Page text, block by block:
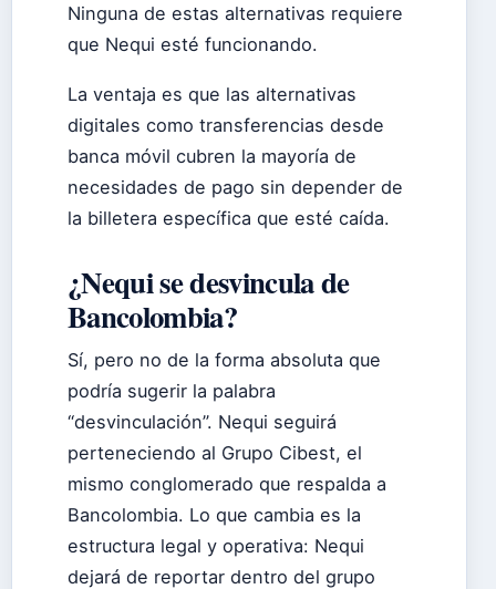
Ninguna de estas alternativas requiere
que Nequi esté funcionando.
La ventaja es que las alternativas
digitales como transferencias desde
banca móvil cubren la mayoría de
necesidades de pago sin depender de
la billetera específica que esté caída.
¿Nequi se desvincula de
Bancolombia?
Sí, pero no de la forma absoluta que
podría sugerir la palabra
“desvinculación”. Nequi seguirá
perteneciendo al Grupo Cibest, el
mismo conglomerado que respalda a
Bancolombia. Lo que cambia es la
estructura legal y operativa: Nequi
dejará de reportar dentro del grupo